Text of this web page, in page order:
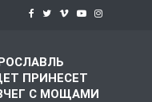
ПРИНЕСЕТ
С МОЩАМИ